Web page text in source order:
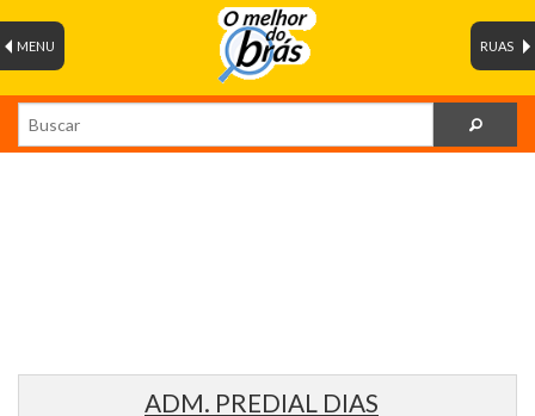
RUAS
MENU
ADM. PREDIAL DIAS